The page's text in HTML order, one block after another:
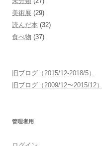
美術展 (29)
読んだ本 (32)
食べ物 (37)
旧ブログ（2015/12-2018/5）
旧ブログ（2009/12〜2015/12）
管理者用